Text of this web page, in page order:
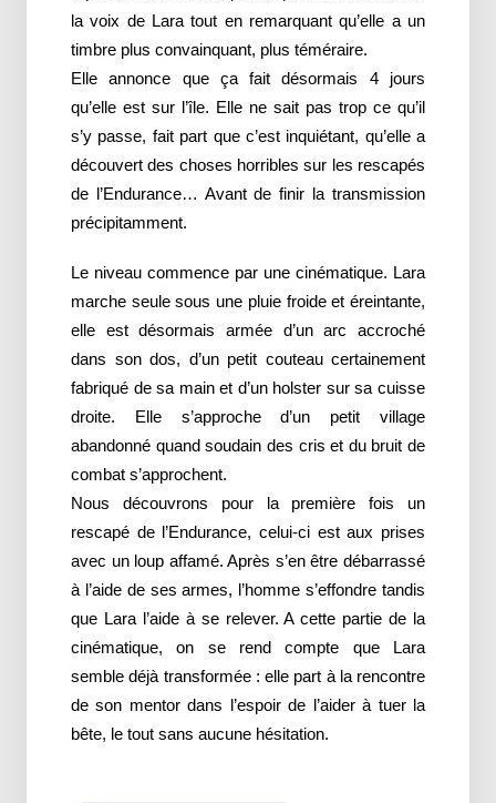
la voix de Lara tout en remarquant qu’elle a un
timbre plus convainquant, plus téméraire.
Elle annonce que ça fait désormais 4 jours
qu’elle est sur l’île. Elle ne sait pas trop ce qu’il
s’y passe, fait part que c’est inquiétant, qu’elle a
découvert des choses horribles sur les rescapés
de l’Endurance… Avant de finir la transmission
précipitamment.
Le niveau commence par une cinématique. Lara
marche seule sous une pluie froide et éreintante,
elle est désormais armée d’un arc accroché
dans son dos, d’un petit couteau certainement
fabriqué de sa main et d’un holster sur sa cuisse
droite. Elle s’approche d’un petit village
abandonné quand soudain des cris et du bruit de
combat s’approchent.
Nous découvrons pour la première fois un
rescapé de l’Endurance, celui-ci est aux prises
avec un loup affamé. Après s’en être débarrassé
à l’aide de ses armes, l’homme s’effondre tandis
que Lara l’aide à se relever. A cette partie de la
cinématique, on se rend compte que Lara
semble déjà transformée : elle part à la rencontre
de son mentor dans l’espoir de l’aider à tuer la
bête, le tout sans aucune hésitation.